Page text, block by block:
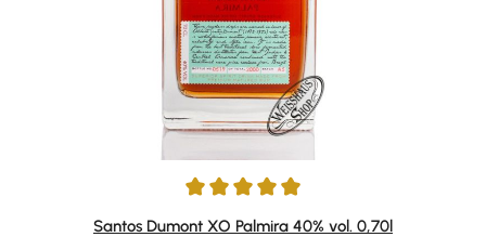
Durchschnittliche Bewertung von 4.89 von 5 Sternen
Santos Dumont XO Palmira 40% vol. 0,70l